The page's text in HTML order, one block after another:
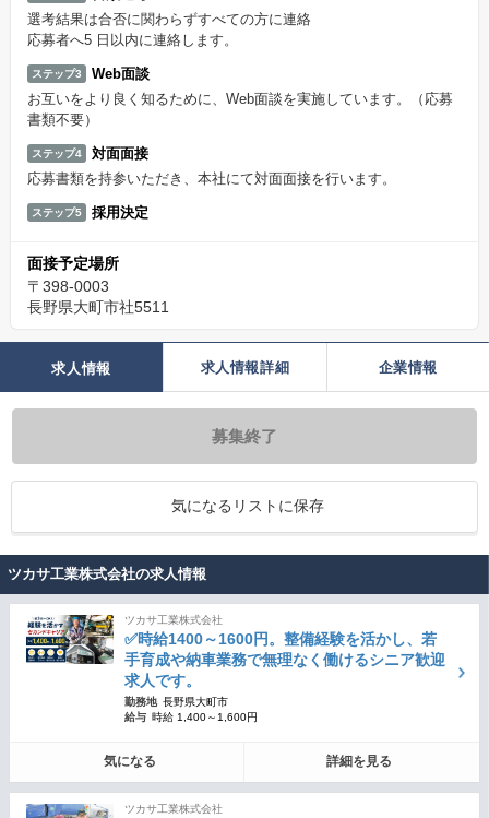
選考結果は合否に関わらずすべての方に連絡
応募者へ5 日以内に連絡します。
ステップ3
Web面談
お互いをより良く知るために、Web面談を実施しています。（応募
書類不要）
ステップ4
対面面接
応募書類を持参いただき、本社にて対面面接を行います。
ステップ5 採用決定
面接予定場所
〒398-0003
長野県大町市社5511
求人情報 求人情報詳細 企業情報
募集終了
気になるリストに保存
ツカサ工業株式会社の求人情報
ツカサ工業株式会社
✅時給1400～1600円。整備経験を活かし、若
手育成や納車業務で無理なく働けるシニア歓迎
求人です。
勤務地 長野県大町市
給与 時給 1,400～1,600円
気になる 詳細を見る
ツカサ工業株式会社